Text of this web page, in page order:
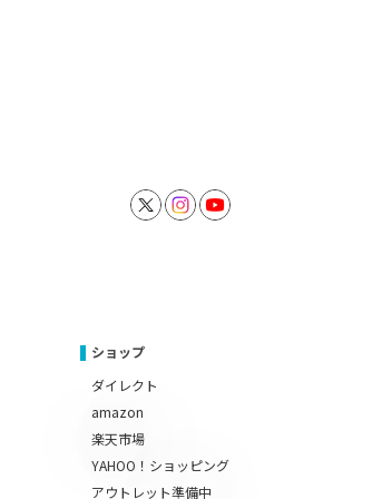
ショップ
ダイレクト
amazon
楽天市場
YAHOO！ショッピング
アウトレット準備中